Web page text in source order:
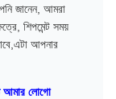
জানেন, আমরা
শিপমেন্ট সময়
আপনার
আমার লোগো